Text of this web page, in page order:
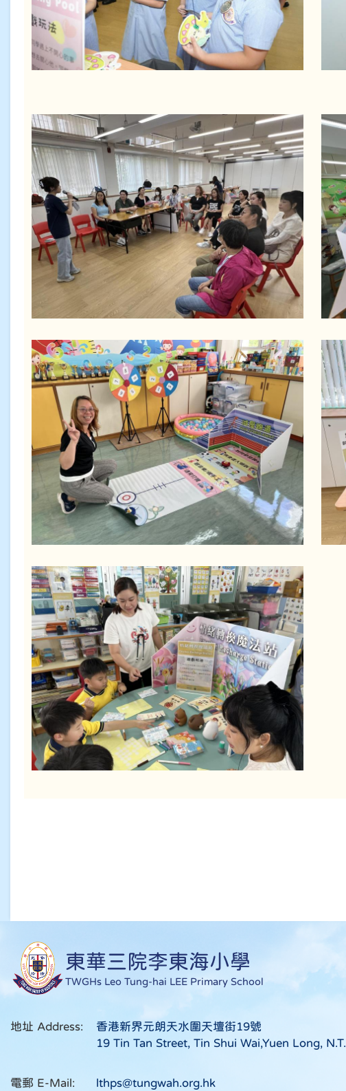
東華三院李東海小學
TWGHs Leo Tung-hai LEE Primary School
地址 Address:
香港新界元朗天水圍天壇街19號
19 Tin Tan Street, Tin Shui Wai,Yuen Long, N.T.
電郵 E-Mail:
lthps@tungwah.org.hk